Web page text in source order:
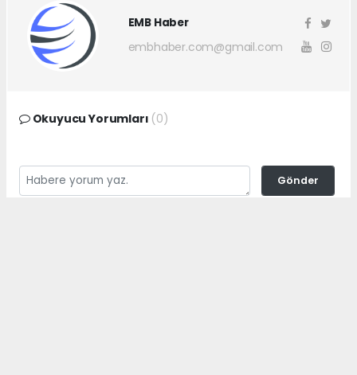
EMB Haber
embhaber.com@gmail.com
Okuyucu Yorumları (0)
Gönder